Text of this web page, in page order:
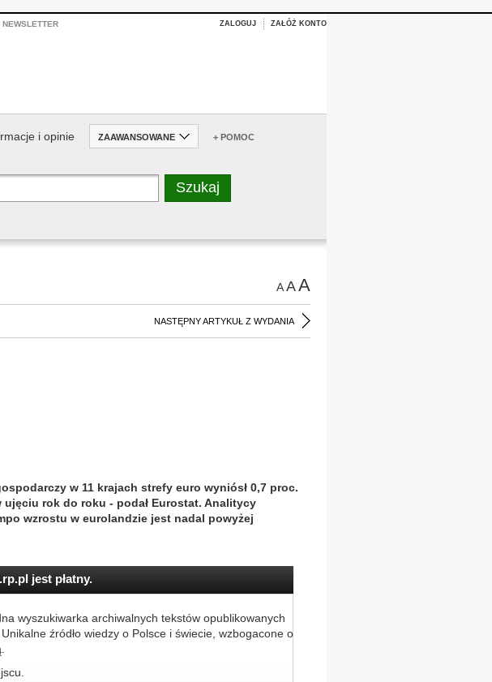
NEWSLETTER ZALOGUJ ZAŁÓŻ KONTO
i opinie ZAAWANSOWANE + POMOC
AAA
NASTĘPNY ARTYKUŁ Z WYDANIA
w 11 krajach strefy euro wyniósł 0,7 proc.
rok do roku - podał Eurostat. Analitycy
wzrostu w eurolandzie jest nadal powyżej
jest płatny.
wyszukiwarka archiwalnych tekstów opublikowanych
źródło wiedzy o Polsce i świecie, wzbogacone o